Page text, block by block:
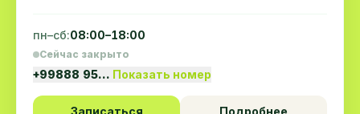
пн–сб:08:00–18:00
Сейчас закрыто
+99888 95… Показать номер
Записаться Подробнее